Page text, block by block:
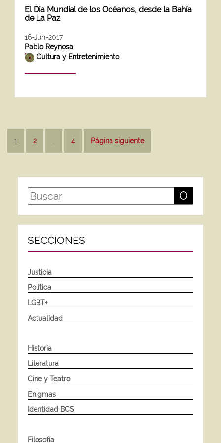
El Día Mundial de los Océanos, desde la Bahía
de La Paz
16-Jun-2017
Pablo Reynosa
Cultura y Entretenimiento
Paginación
de
1 2 4 Página siguiente
O
SECCIONES
Justicia
Política
LGBT+
Actualidad
Historia
Literatura
Cine y Teatro
Enigmas
Identidad BCS
Filosofía